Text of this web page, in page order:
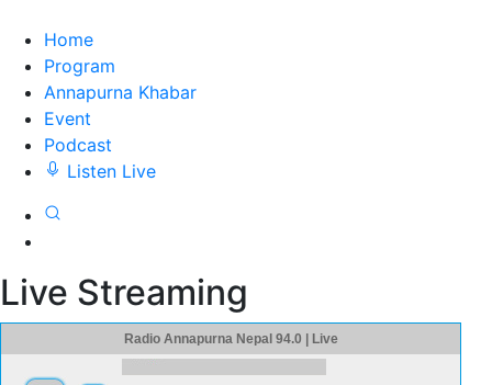
Home
Program
Annapurna Khabar
Event
Podcast
Listen Live
Live Streaming
Radio Annapurna Nepal 94.0 | Live